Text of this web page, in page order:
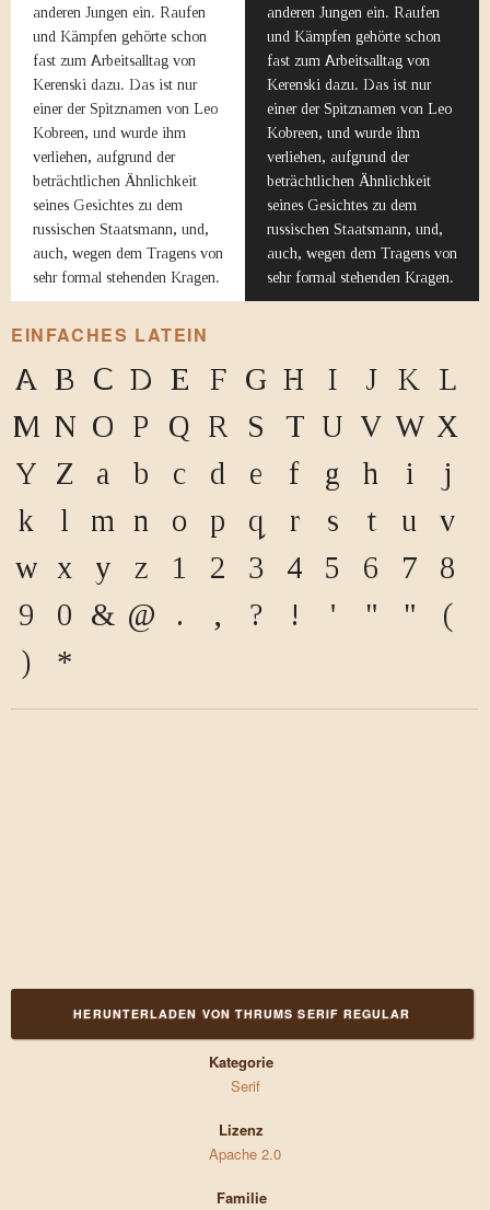
anderen Jungen ein. Raufen
und Kämpfen gehörte schon
fast zum Arbeitsalltag von
Kerenski dazu. Das ist nur
einer der Spitznamen von Leo
Kobreen, und wurde ihm
verliehen, aufgrund der
beträchtlichen Ähnlichkeit
seines Gesichtes zu dem
russischen Staatsmann, und,
auch, wegen dem Tragens von
sehr formal stehenden Kragen.
anderen Jungen ein. Raufen
und Kämpfen gehörte schon
fast zum Arbeitsalltag von
Kerenski dazu. Das ist nur
einer der Spitznamen von Leo
Kobreen, und wurde ihm
verliehen, aufgrund der
beträchtlichen Ähnlichkeit
seines Gesichtes zu dem
russischen Staatsmann, und,
auch, wegen dem Tragens von
sehr formal stehenden Kragen.
EINFACHES LATEIN
A B C D E F G H I J K L
M N O P Q R S T U V W X
Y Z a b c d e f g h i
j
k
l m n o p q r s t u
v
w x y z 1 2 3 4 5 6 7
8
9
0 & @ . , ? ! ' " "
(
)
*
HERUNTERLADEN VON THRUMS SERIF REGULAR
Kategorie
Serif
Lizenz
Apache 2.0
Familie